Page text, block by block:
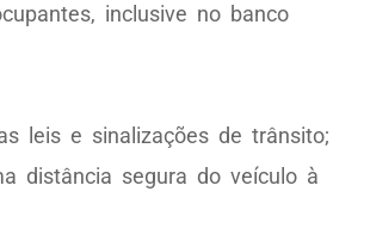
inclusive no banco
leis e sinalizações de trânsito;
distância segura do veículo à